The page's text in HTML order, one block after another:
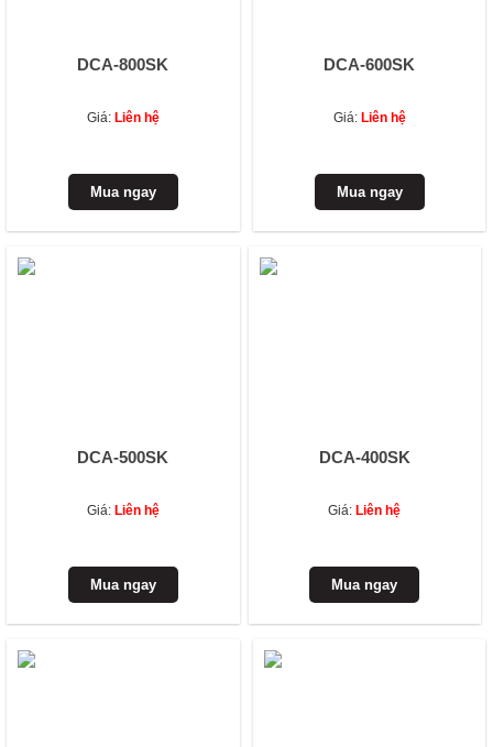
DCA-800SK
Giá: Liên hệ
DCA-600SK
Giá: Liên hệ
DCA-500SK
Giá: Liên hệ
DCA-400SK
Giá: Liên hệ